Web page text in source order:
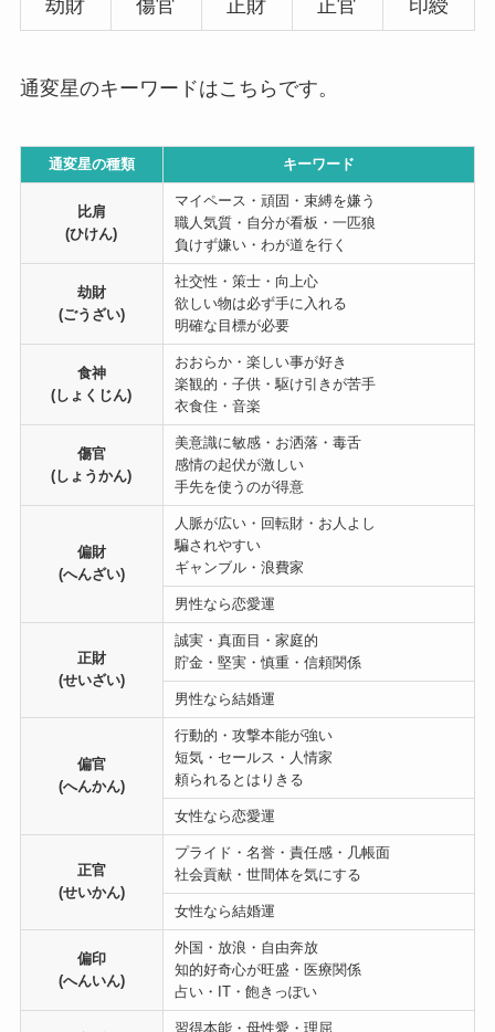
劫財 傷官 正財 正官 印綬
通変星のキーワードはこちらです。
通変星の種類 キーワード
比肩
(ひけん)
マイペース・頑固・束縛を嫌う
職人気質・自分が看板・一匹狼
負けず嫌い・わが道を行く
劫財
(ごうざい)
社交性・策士・向上心
欲しい物は必ず手に入れる
明確な目標が必要
食神
(しょくじん)
おおらか・楽しい事が好き
楽観的・子供・駆け引きが苦手
衣食住・音楽
傷官
(しょうかん)
美意識に敏感・お洒落・毒舌
感情の起伏が激しい
手先を使うのが得意
偏財
(へんざい)
人脈が広い・回転財・お人よし
騙されやすい
ギャンブル・浪費家
男性なら恋愛運
正財
(せいざい)
誠実・真面目・家庭的
貯金・堅実・慎重・信頼関係
男性なら結婚運
偏官
(へんかん)
行動的・攻撃本能が強い
短気・セールス・人情家
頼られるとはりきる
女性なら恋愛運
正官
(せいかん)
プライド・名誉・責任感・几帳面
社会貢献・世間体を気にする
女性なら結婚運
偏印
(へんいん)
外国・放浪・自由奔放
知的好奇心が旺盛・医療関係
占い・IT・飽きっぽい
習得本能・母性愛・理屈